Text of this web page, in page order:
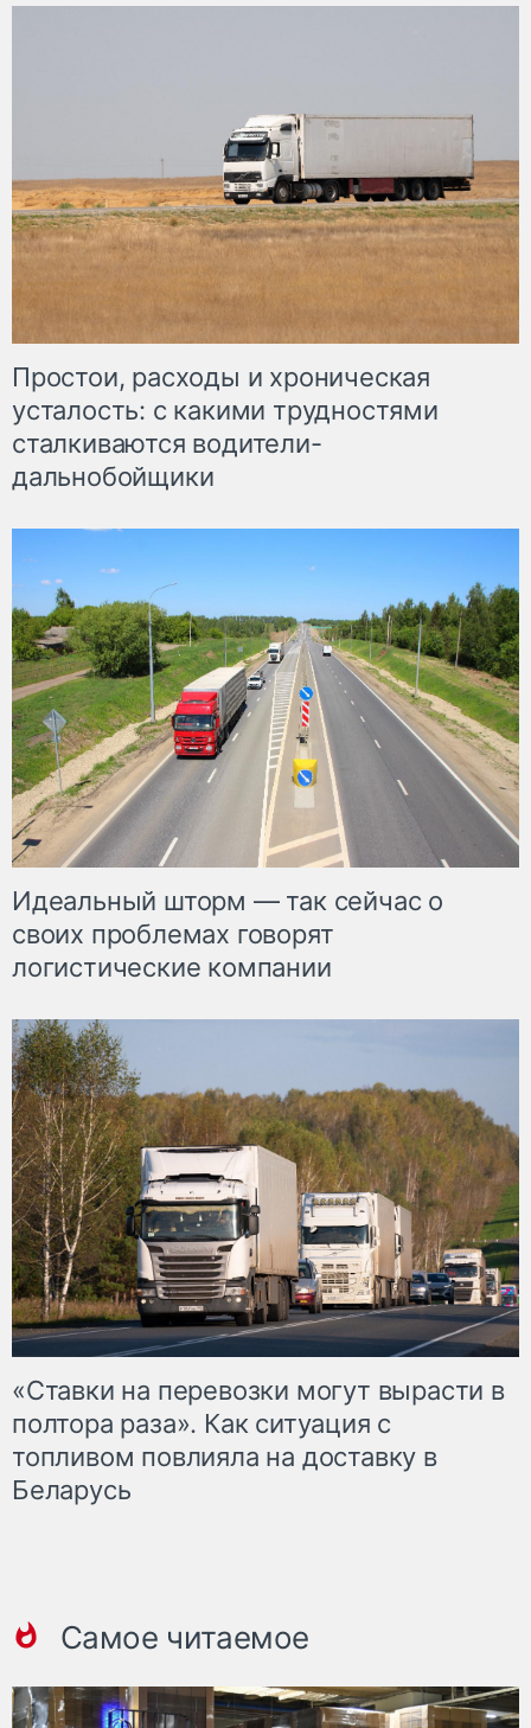
Простои, расходы и хроническая
усталость: с какими трудностями
сталкиваются водители-
дальнобойщики
Идеальный шторм — так сейчас о
своих проблемах говорят
логистические компании
«Ставки на перевозки могут вырасти в
полтора раза». Как ситуация с
топливом повлияла на доставку в
Беларусь
Самое читаемое